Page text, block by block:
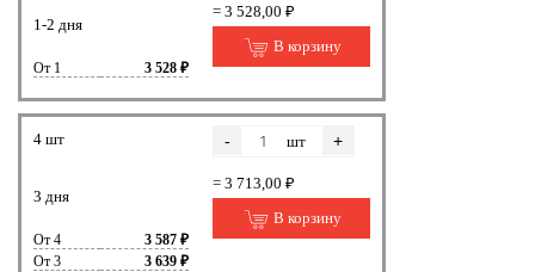
1-2 дня
От 1 3 528 ₽
= 3 528,00 ₽
В корзину
4 шт
3 дня
От 4
3 587 ₽
От 3
3 639 ₽
- шт +
= 3 713,00 ₽
В корзину